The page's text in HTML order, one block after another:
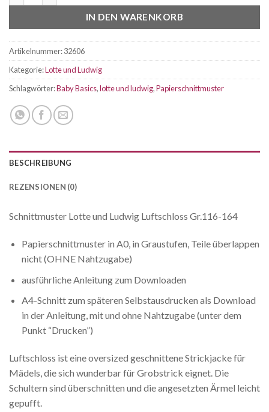
IN DEN WARENKORB
Artikelnummer:32606
Kategorie:Lotte und Ludwig
Schlagwörter:Baby Basics,lotte und ludwig,Papierschnittmuster
BESCHREIBUNG
REZENSIONEN (0)
Schnittmuster Lotte und Ludwig Luftschloss Gr.116-164
Papierschnittmuster in A0, in Graustufen, Teile überlappen
nicht (OHNE Nahtzugabe)
ausführliche Anleitung zum Downloaden
A4-Schnitt zum späteren Selbstausdrucken als Download
in der Anleitung, mit und ohne Nahtzugabe (unter dem
Punkt “Drucken”)
Luftschloss ist eine oversized geschnittene Strickjacke für
Mädels, die sich wunderbar für Grobstrick eignet. Die
Schultern sind überschnitten und die angesetzten Ärmel leicht
gepufft.